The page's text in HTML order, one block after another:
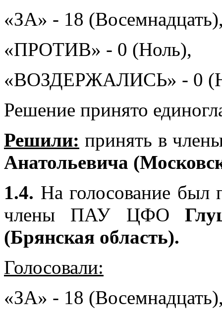
«ЗА» - 18
«ПРОТИВ» - 0 (Ноль),
«ВОЗДЕРЖАЛИСЬ» - 0
Решение принято
Решили: принять в
Анатольевича
1.4. На голосование был
члены ПАУ ЦФО
(Брянская область).
Голосовали:
«ЗА» - 18